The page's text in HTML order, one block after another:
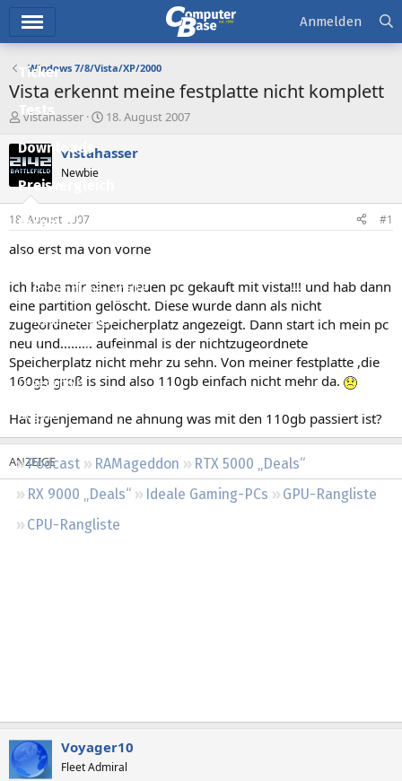
Ticker
Tests
Downloads
Preisvergleich
Forum
Aktuelles
Empfohlene Inhalte
Neue Beiträge
Neueste Aktivitäten
Leserartikel
Regeln
Podcast RAMageddon
RTX 5000 „Deals“
RX 9000 „Deals“
Ideale Gaming-PCs
GPU-Rangliste
CPU-Rangliste
Anmelden
Windows 7/8/Vista/XP/2000
Vista erkennt meine festplatte nicht komplett
E
s
t
e
e
r
vistahasser
E
s
t
a
18. August 2007
vistahasser
Newbie
18. August 2007 #1
also erst ma von vorne
ich habe mir einen neuen pc gekauft mit vista!!! und hab dann
eine partition gelöscht. Diese wurde dann als nicht
zugeordneter Speicherplatz angezeigt. Dann start ich mein pc
neu und......... aufeinmal is der nichtzugeordnete
Speicherplatz nicht mehr zu sehn. Von meiner festplatte ,die
160gb groß is sind also 110gb einfach nicht mehr da.
Hat irgenjemand ne ahnung was mit den 110gb passiert ist?
Voyager10
Fleet Admiral